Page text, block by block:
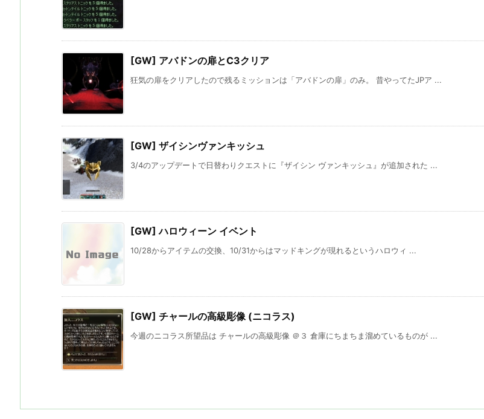
[GW] アバドンの扉とC3クリア
狂気の扉をクリアしたので残るミッションは「アバドンの扉」のみ。 昔やってたJPア ...
[GW] ザイシンヴァンキッシュ
3/4のアップデートで日替わりクエストに『ザイシン ヴァンキッシュ』が追加された ...
[GW] ハロウィーン イベント
10/28からアイテムの交換、10/31からはマッドキングが現れるというハロウィ ...
[GW] チャールの高級彫像 (ニコラス)
今週のニコラス所望品は チャールの高級彫像 ＠３ 倉庫にちまちま溜めているものが ...